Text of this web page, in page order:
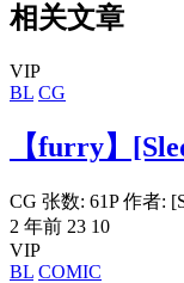
相关文章
VIP
BL CG
【furry】
CG 张数: 61P 作者:
2 年前 23 10
VIP
BL COMIC